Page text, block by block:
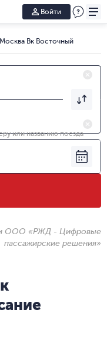
Войти
Вк Восточный
или названию поезда
ООО «РЖД - Цифровые
пассажирские решения»